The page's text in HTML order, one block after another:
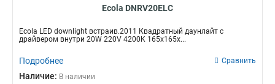
Ecola DNRV20ELC
Ecola LED downlight встраив.2011 Квадратный даунлайт с
драйвером внутри 20W 220V 4200K 165x165x...
Подробнее Сравнить
Наличие: В наличии